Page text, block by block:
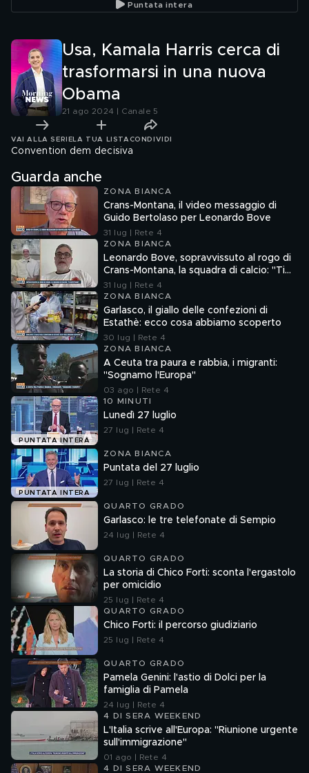
Puntata intera
Usa, Kamala Harris cerca di
trasformarsi in una nuova
Obama
21 ago 2024 | Canale 5
VAI ALLA SERIE LA TUA LISTA CONDIVIDI
Convention dem decisiva
Guarda anche
ZONA BIANCA
Crans-Montana, il video messaggio di
Guido Bertolaso per Leonardo Bove
31 lug | Rete 4
ZONA BIANCA
Leonardo Bove, sopravvissuto al rogo di
Crans-Montana, la squadra di calcio: "Ti
aspettiamo"
31 lug | Rete 4
ZONA BIANCA
Garlasco, il giallo delle confezioni di
Estathè: ecco cosa abbiamo scoperto
30 lug | Rete 4
ZONA BIANCA
A Ceuta tra paura e rabbia, i migranti:
"Sognamo l'Europa"
03 ago | Rete 4
PUNTATA INTERA
10 MINUTI
Lunedì 27 luglio
27 lug | Rete 4
PUNTATA INTERA
ZONA BIANCA
Puntata del 27 luglio
27 lug | Rete 4
QUARTO GRADO
Garlasco: le tre telefonate di Sempio
24 lug | Rete 4
QUARTO GRADO
La storia di Chico Forti: sconta l'ergastolo
per omicidio
25 lug | Rete 4
QUARTO GRADO
Chico Forti: il percorso giudiziario
25 lug | Rete 4
QUARTO GRADO
Pamela Genini: l'astio di Dolci per la
famiglia di Pamela
24 lug | Rete 4
4 DI SERA WEEKEND
L'Italia scrive all'Europa: "Riunione urgente
sull'immigrazione"
01 ago | Rete 4
4 DI SERA WEEKEND